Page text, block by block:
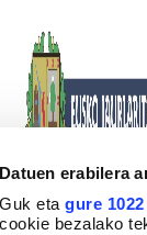
Datuen erabilera
Guk etagure
cookie bezalako